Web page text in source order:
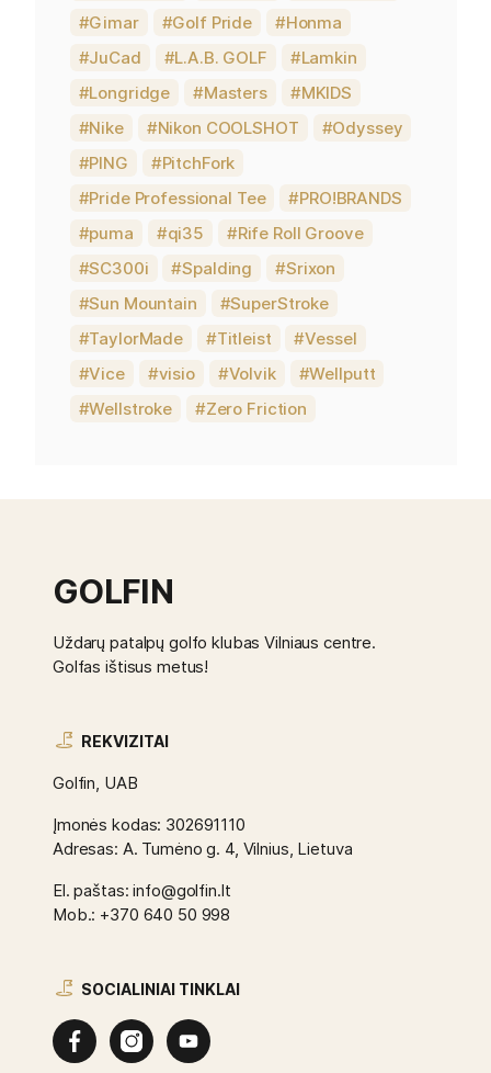
Gimar
Golf Pride
Honma
JuCad
L.A.B. GOLF
Lamkin
Longridge
Masters
MKIDS
Nike
Nikon COOLSHOT
Odyssey
PING
PitchFork
Pride Professional Tee
PRO!BRANDS
puma
qi35
Rife Roll Groove
SC300i
Spalding
Srixon
Sun Mountain
SuperStroke
TaylorMade
Titleist
Vessel
Vice
visio Volvik
Wellputt
Wellstroke
Zero Friction
GOLFIN
Uždarų patalpų golfo klubas Vilniaus centre.
Golfas ištisus metus!
REKVIZITAI
Golfin, UAB
Įmonės kodas: 302691110
Adresas: A. Tumėno g. 4, Vilnius, Lietuva
El. paštas: info@golfin.lt
Mob.: +370 640 50 998
SOCIALINIAI TINKLAI